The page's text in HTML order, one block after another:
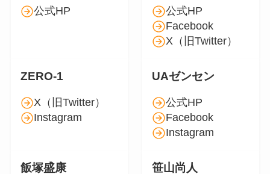
公式HP
公式HP
Facebook
X（旧Twitter）
ZERO-1
X（旧Twitter）
Instagram
UAゼンセン
公式HP
Facebook
Instagram
飯塚盛康 笹山尚人